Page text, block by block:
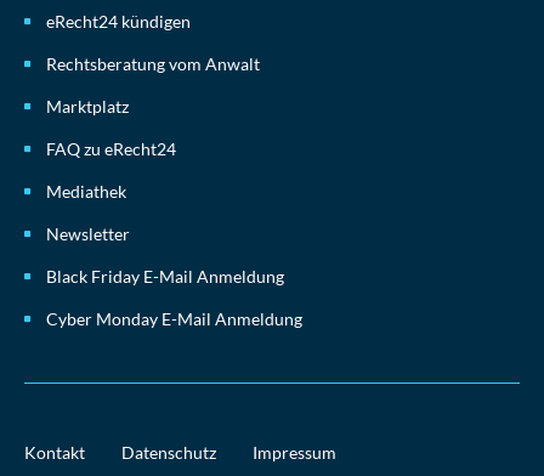
eRecht24 kündigen
Rechtsberatung vom Anwalt
Marktplatz
FAQ zu eRecht24
Mediathek
Newsletter
Black Friday E-Mail Anmeldung
Cyber Monday E-Mail Anmeldung
Kontakt Datenschutz Impressum